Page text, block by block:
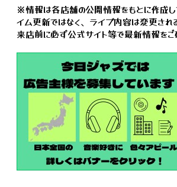
※情報は各店舗の公開情報をもとに作成
イム更新ではなく、ライブ内容は変更され
来店前に必ず公式サイト等で最新情報をご